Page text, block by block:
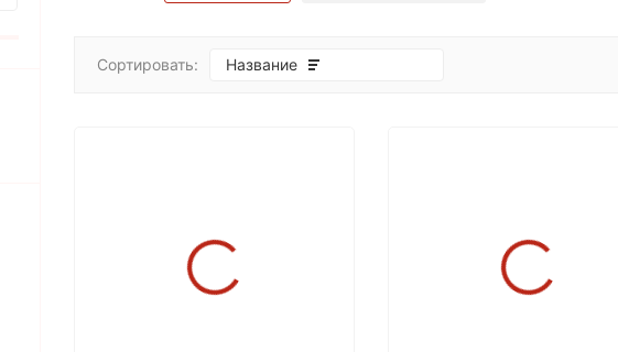
Сортировать: Название